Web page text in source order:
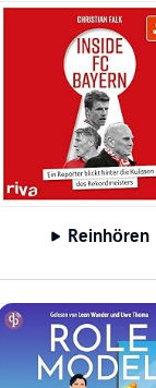
Reinhören